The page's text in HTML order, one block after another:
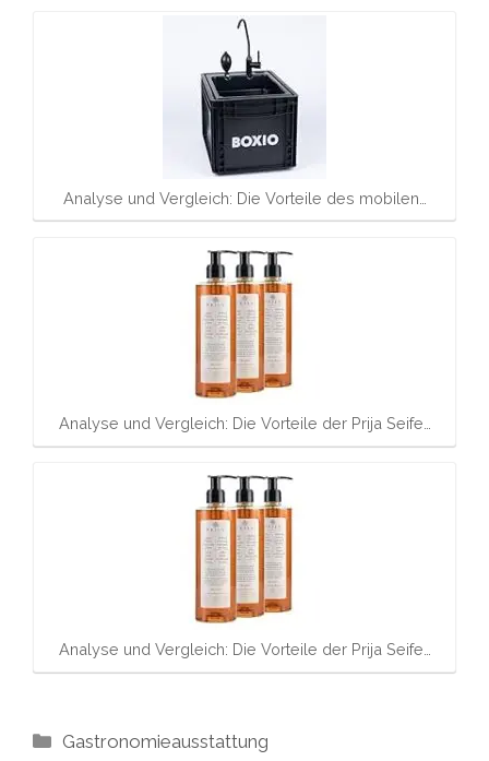
Analyse und Vergleich: Die Vorteile des mobilen…
Analyse und Vergleich: Die Vorteile der Prija Seife…
Analyse und Vergleich: Die Vorteile der Prija Seife…
Kategorien
Gastronomieausstattung